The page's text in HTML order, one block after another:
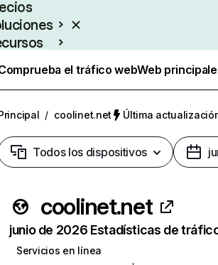
el tráfico webWeb
/ coolinet.net Última
Todos los dispositivos
coolinet.net
junio de 2026 Estadísticas de
Servicios en línea